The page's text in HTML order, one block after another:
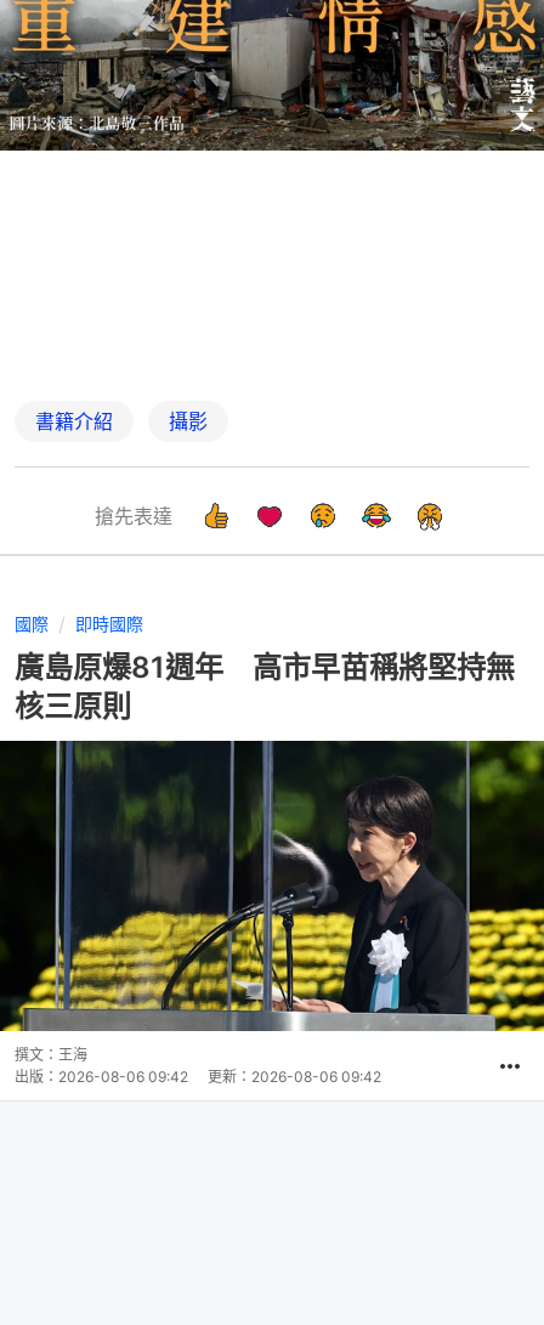
書籍介紹 攝影
搶先表達
國際 即時國際
廣島原爆81週年 高市早苗稱將堅持無
核三原則
撰文： 王海
出版： 2026-08-06 09:42 更新： 2026-08-06 09:42